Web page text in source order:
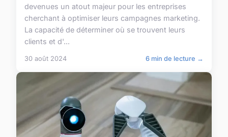
devenues un atout majeur pour les entreprises
cherchant à optimiser leurs campagnes marketing.
La capacité de déterminer où se trouvent leurs
clients et d'...
30 août 2024 6 min de lecture →